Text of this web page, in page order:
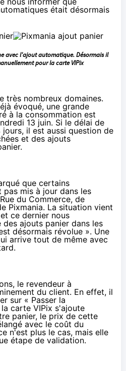
était désormais
avec l'ajout automatique. Désormais il
pour la carte VIPix
très nombreux domaines.
évoqué, une grande
à la consommation est
13 juin. Si le délai de
il est aussi question de
et des ajouts
que certains
pas mis à jour dans les
du Commerce, de
Pixmania. La situation vient
ce dernier nous
ajouts panier dans les
désormais révolue ». Une
arrive tout de même avec
le revendeur à
du client. En effet, il
sur « Passer la
carte VIPix s'ajoute
panier, le prix de cette
avec le coût du
n'est plus le cas, mais elle
étape de validation.